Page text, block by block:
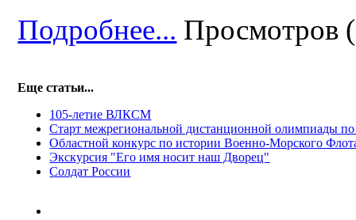
Подробнее... Просмотров
Еще статьи...
105-летие ВЛКСМ
Старт межрегиональной дистанционной олимпиады
Областной конкурс по истории Военно-Морского
Экскурсия "Его имя носит наш Дворец"
Солдат России